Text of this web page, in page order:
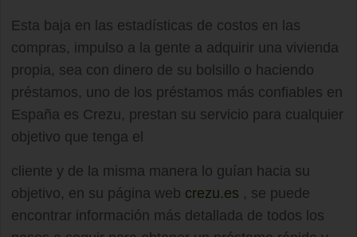
Esta baja en las estadísticas de costos en las
compras, impulso a la gente a adquirir una vivienda
propia, sea con dinero de su bolsillo o haciendo
préstamos, uno de los préstamos más confiables en
España es Crezu, prestan su servicio para cualquier
objetivo que tenga el
cliente y de la misma manera lo guían hacia su
objetivo, en su página web crezu.es , se puede
encontrar información más detallada de todos los